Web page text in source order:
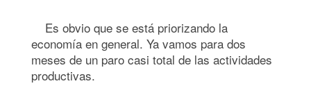
Es obvio que se está priorizando la
economía en general. Ya vamos para dos
meses de un paro casi total de las actividades
productivas.